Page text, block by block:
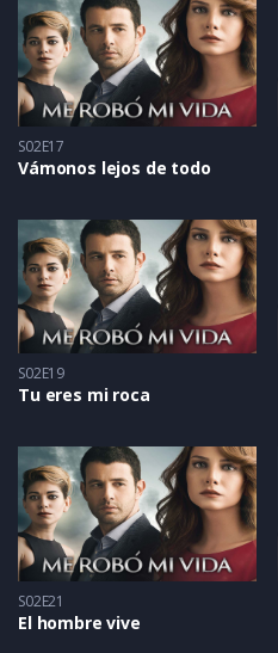
S02E17
Vámonos lejos de todo
S02E19
Tu eres mi roca
S02E21
El hombre vive